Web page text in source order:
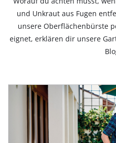
und Unkraut aus Fugen
unsere Oberflächenbürste
eignet, erklären dir unsere